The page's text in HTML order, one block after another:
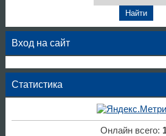
Вход на сайт
Статистика
Онлайн всего: